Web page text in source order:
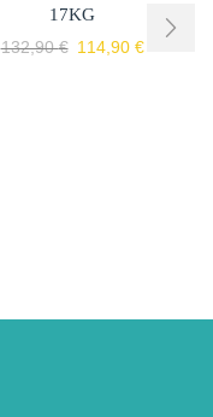
17KG
132,90€ 114,90 €